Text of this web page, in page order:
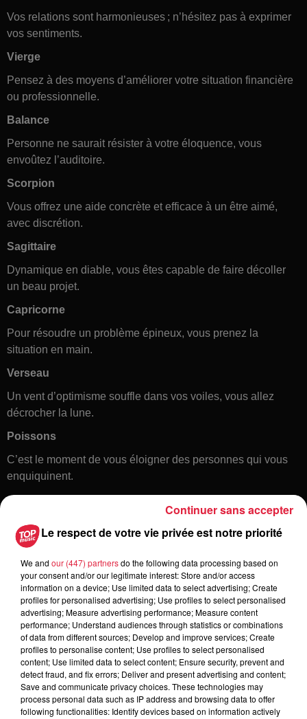
Vos relations sont harmonieuses ; n’hésitez pas à exprimer
vos sentiments.
Vierge
Pensez à des moyens d’améliorer votre situation financière
ou professionnelle.
Balance
Personne ne saurait résister à votre éloquence, vous
envoûtez l’auditoire.
Scorpion
Vous offrez une aide concrète et efficace à un être aimé,
avec discrétion.
Sagittaire
Dynamique en diable, vous êtes capable de faire décoller
un beau projet.
Capricorne
Pour résoudre un problème épineux, vous prenez la
situation en main.
Verseau
Un vent d’optimisme souffle dans vos voiles, vous allez
décrocher la lune.
Poissons
C’est le moment de vous éloigner des personnes qui vous
enquiquinent.
Toute l'actu
6h38
Les sentiers poussettes de la Vallée
de Villé
Le respect de votre vie privée est notre priorité
We and our (447) partnersdo the following data processing based on
your consent and/or our legitimate interest: Store and/or access
information on a device; Use limited data to select advertising; Create
profiles for personalised advertising; Use profiles to select personalised
advertising; Measure advertising performance; Measure content
performance; Understand audiences through statistics or combinations
of data from different sources; Develop and improve services; Create
profiles to personalise content; Use profiles to select personalised
content; Use limited data to select content; Ensure security, prevent and
detect fraud, and fix errors; Deliver and present advertising and content;
Save and communicate privacy choices. These technologies may
process personal data such as IP address and browsing data to offer
following functionalities: Identify devices based on information actively
Continuer sans accepter